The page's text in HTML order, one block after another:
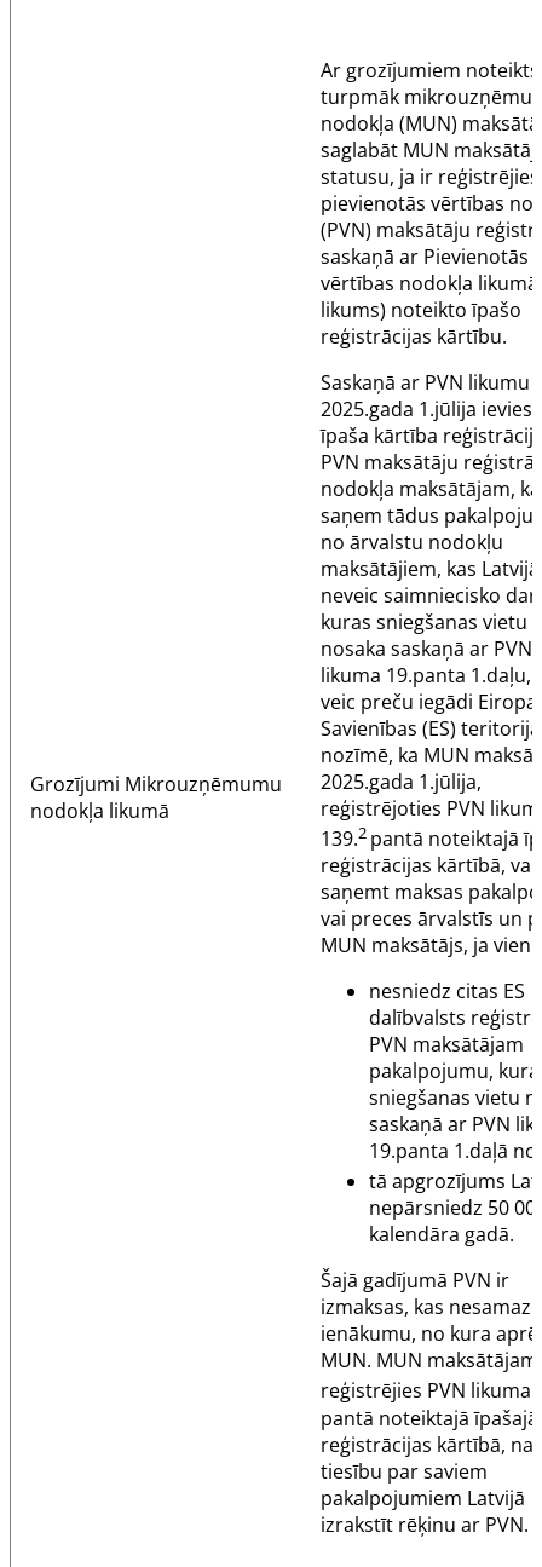
Grozījumi Mikrouzņēmumu
nodokļa likumā
Ar grozījumiem
turpmāk
nodokļa (MUN)
saglabāt MUN
statusu, ja ir reģistrējies
pievienotās vērtības
(PVN) maksātāju
saskaņā ar Pievienotās
vērtības nodokļa likumā
likums) noteikto īpašo
reģistrācijas kārtību.
Saskaņā ar PVN likumu
2025.gada 1.jūlija
īpaša kārtība
PVN maksātāju reģistrā
nodokļa maksātājam,
saņem tādus
no ārvalstu nodokļu
maksātājiem, kas Latvijā
neveic saimniecisko
kuras sniegšanas vietu
nosaka saskaņā ar PVN
likuma 19.panta 1.daļu,
veic preču iegādi
Savienības (ES)
nozīmē, ka MUN
2025.gada 1.jūlija,
reģistrējoties PVN
139.2 pantā noteiktajā
reģistrācijas kārtībā, var
saņemt maksas
vai preces ārvalstīs un
MUN maksātājs, ja
nesniedz citas ES
dalībvalsts
PVN maksātājam
pakalpojumu, kura
sniegšanas vietu
saskaņā ar PVN
19.panta 1.daļā
tā apgrozījums
nepārsniedz 50
kalendāra gadā.
Šajā gadījumā PVN ir
izmaksas, kas
ienākumu, no kura
MUN. MUN
reģistrējies PVN likuma
pantā noteiktajā īpašajā
reģistrācijas kārtībā, nav
tiesību par saviem
pakalpojumiem Latvijā
izrakstīt rēķinu ar PVN.